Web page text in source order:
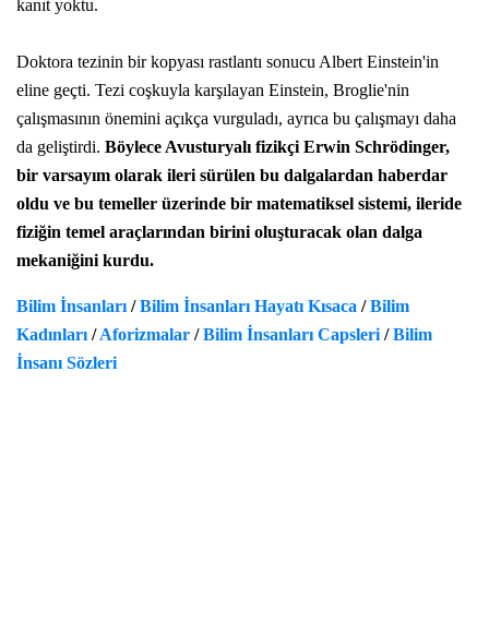
kanıt yoktu.
Doktora tezinin bir kopyası rastlantı sonucu Albert Einstein'in
eline geçti. Tezi coşkuyla karşılayan Einstein, Broglie'nin
çalışmasının önemini açıkça vurguladı, ayrıca bu çalışmayı daha
da geliştirdi. Böylece Avusturyalı fizikçi Erwin Schrödinger,
bir varsayım olarak ileri sürülen bu dalgalardan haberdar
oldu ve bu temeller üzerinde bir matematiksel sistemi, ileride
fiziğin temel araçlarından birini oluşturacak olan dalga
mekaniğini kurdu.
Bilim İnsanları /Bilim İnsanları Hayatı Kısaca /Bilim
Kadınları /Aforizmalar /Bilim İnsanları Capsleri /Bilim
İnsanı Sözleri